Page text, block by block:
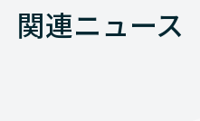
関連ニュース